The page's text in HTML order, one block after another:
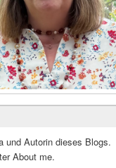
und Autorin dieses Blogs.
About me.